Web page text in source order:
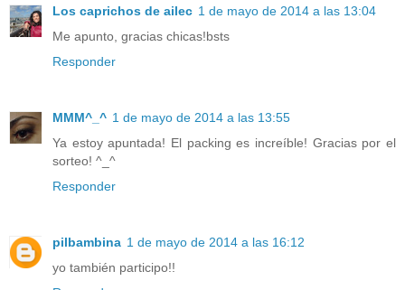
Los caprichos de ailec 1 de mayo de 2014 a las 13:04
Me apunto, gracias chicas!bsts
Responder
MMM^_^ 1 de mayo de 2014 a las 13:55
Ya estoy apuntada! El packing es increíble! Gracias por el
sorteo! ^_^
Responder
pilbambina 1 de mayo de 2014 a las 16:12
yo también participo!!